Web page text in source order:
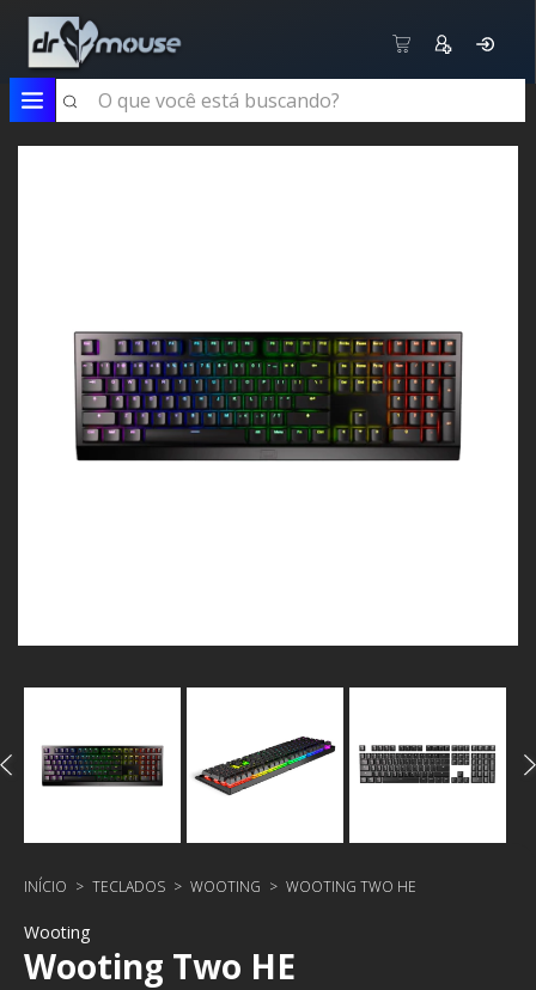
INÍCIO > TECLADOS > WOOTING > WOOTING TWO HE
Wooting
Wooting Two HE